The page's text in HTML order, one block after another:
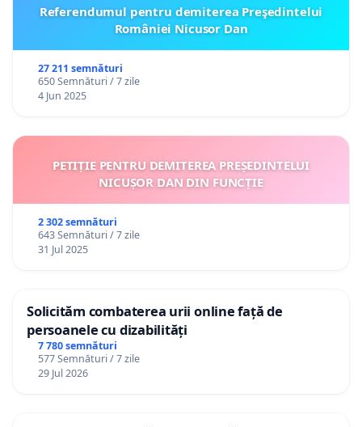
Referendumul pentru demiterea Preşedintelui
României Nicusor Dan
27 211 semnături
650 Semnături / 7 zile
4 Jun 2025
PETIȚIE PENTRU DEMITEREA PREȘEDINTELUI
NICUȘOR DAN DIN FUNCȚIE
2 302 semnături
643 Semnături / 7 zile
31 Jul 2025
Solicităm combaterea urii online față de
persoanele cu dizabilități
7 780 semnături
577 Semnături / 7 zile
29 Jul 2026